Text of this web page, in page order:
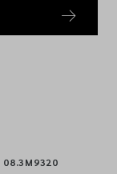
08.3M9320